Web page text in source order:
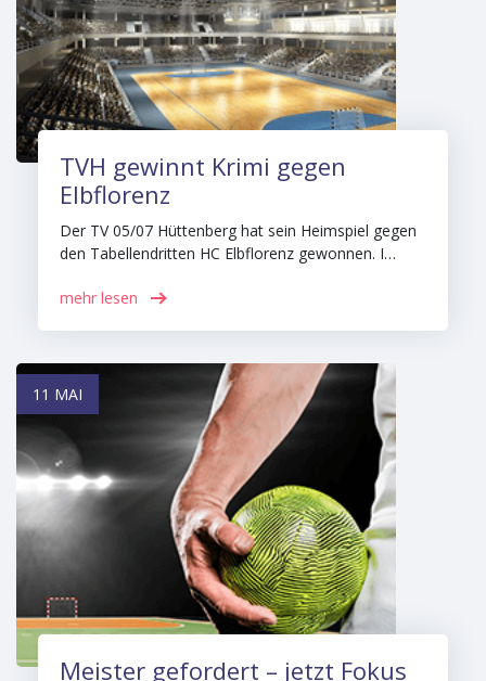
TVH gewinnt Krimi gegen
Elbflorenz
Der TV 05/07 Hüttenberg hat sein Heimspiel gegen
den Tabellendritten HC Elbflorenz gewonnen. I…
mehr lesen
11 MAI
Meister gefordert – jetzt Fokus